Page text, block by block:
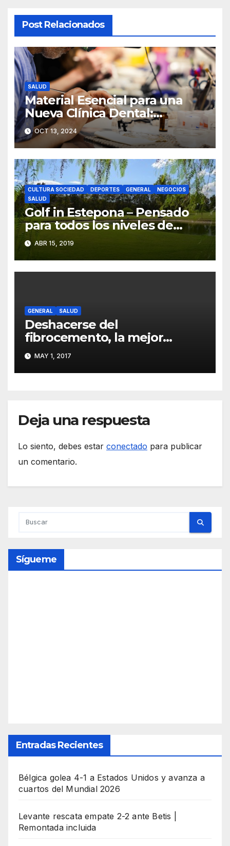
Post Relacionados
SALUD
Material Esencial para una
Nueva Clínica Dental:
Herramientas y Equipos
Imprescindibles
OCT 13, 2024
CULTURA SOCIEDAD DEPORTES GENERAL
NEGOCIOS
SALUD
Golf in Estepona – Pensado
para todos los niveles de
destreza deportiva
ABR 15, 2019
GENERAL SALUD
Deshacerse del
fibrocemento, la mejor
opción para su salud
MAY 1, 2017
Deja una respuesta
Lo siento, debes estar conectado para publicar
un comentario.
Sígueme
Entradas Recientes
Bélgica golea 4-1 a Estados Unidos y avanza a
cuartos del Mundial 2026
Levante rescata empate 2-2 ante Betis |
Remontada incluida